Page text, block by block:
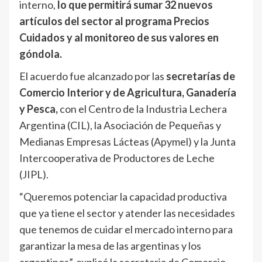
interno, lo que permitirá sumar 32 nuevos
artículos del sector al programa Precios
Cuidados y al monitoreo de sus valores en
góndola.
El acuerdo fue alcanzado por las secretarías de
Comercio Interior y de Agricultura, Ganadería
y Pesca,con el Centro de la Industria Lechera
Argentina (CIL), la Asociación de Pequeñas y
Medianas Empresas Lácteas (Apymel) y la Junta
Intercooperativa de Productores de Leche
(JIPL).
“Queremos potenciar la capacidad productiva
que ya tiene el sector y atender las necesidades
que tenemos de cuidar el mercado interno para
garantizar la mesa de las argentinas y los